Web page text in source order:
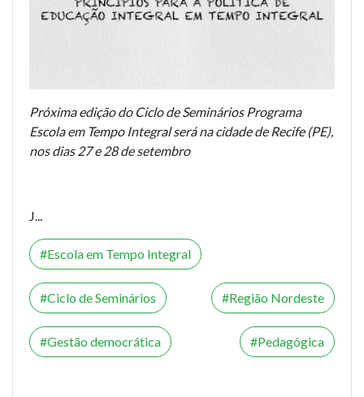
Próxima edição do Ciclo de Seminários Programa
Escola em Tempo Integral será na cidade de Recife (PE),
nos dias 27 e 28 de setembro
J...
Escola em Tempo Integral
Ciclo de Seminários Região Nordeste
Gestão democrática Pedagógica